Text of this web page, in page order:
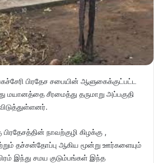
பிரதேச சபையின் ஆளுகைக்குட்பட்ட
மயானத்தை சீரமைத்து தருமாறு அப்பகுதி
நாவற்குழி கிழக்கு ,
தச்சன்தோப்பு ஆகிய மூன்று ஊர்களையும்
இந்து சமய குடும்பங்கள் இந்த